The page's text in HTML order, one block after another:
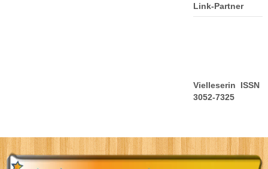
Link-Partner
Vielleserin ISSN
3052-7325